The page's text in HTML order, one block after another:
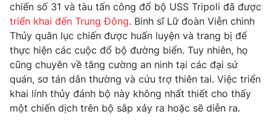
Tư vấn
Chuyên mục khác
Emagazine Podcast
Photo Infographic
chiến số 31 và tàu tấn công đổ bộ USS Tripoli đã được
triển khai đến Trung Đông. Binh sĩ Lữ đoàn Viễn chinh
Thủy quân lục chiến được huấn luyện và trang bị để
thực hiện các cuộc đổ bộ đường biển. Tuy nhiên, họ
cũng chuyên về tăng cường an ninh tại các đại sứ
quán, sơ tán dân thường và cứu trợ thiên tai. Việc triển
khai lính thủy đánh bộ này không nhất thiết cho thấy
một chiến dịch trên bộ sắp xảy ra hoặc sẽ diễn ra.